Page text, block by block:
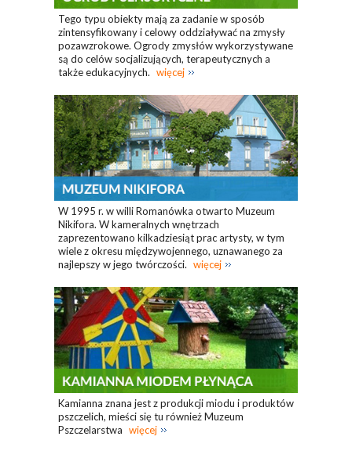
Tego typu obiekty mają za zadanie w sposób
zintensyfikowany i celowy oddziaływać na zmysły
pozawzrokowe. Ogrody zmysłów wykorzystywane
są do celów socjalizujących, terapeutycznych a
także edukacyjnych. więcej
W 1995 r. w willi Romanówka otwarto Muzeum
Nikifora. W kameralnych wnętrzach
zaprezentowano kilkadziesiąt prac artysty, w tym
wiele z okresu międzywojennego, uznawanego za
najlepszy w jego twórczości. więcej
Kamianna znana jest z produkcji miodu i produktów
pszczelich, mieści się tu również Muzeum
Pszczelarstwa więcej